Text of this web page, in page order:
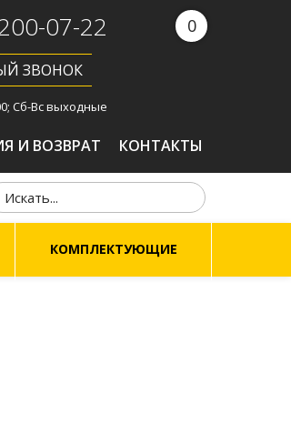
0
07-22
ЗВОНОК
Сб-Вс выходные
И ВОЗВРАТ КОНТАКТЫ
КОМПЛЕКТУЮЩИЕ